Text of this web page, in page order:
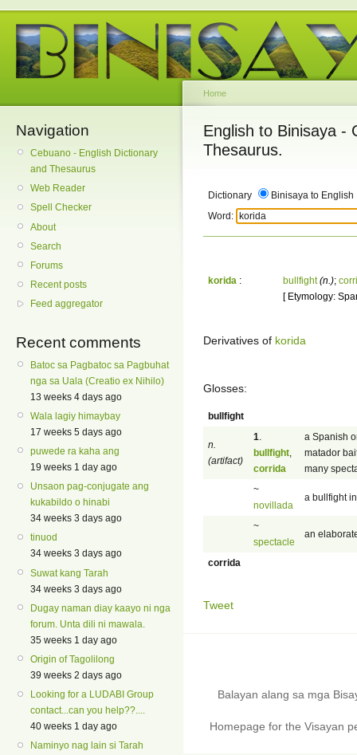
Navigation
Cebuano - English Dictionary
and Thesaurus
Web Reader
Spell Checker
About
Search
Forums
Recent posts
Feed aggregator
Recent comments
Batoc sa Pagbatoc sa Pagbuhat
nga sa Uala (Creatio ex Nihilo)
13 weeks 4 days ago
Wala lagiy himaybay
17 weeks 5 days ago
puwede ra kaha ang
19 weeks 1 day ago
Unsaon pag-conjugate ang
kukabildo o hinabi
34 weeks 3 days ago
tinuod
34 weeks 3 days ago
Suwat kang Tarah
34 weeks 3 days ago
Dugay naman diay kaayo ni nga
forum. Unta dili ni mawala.
35 weeks 1 day ago
Origin of Tagolilong
39 weeks 2 days ago
Looking for a LUDABI Group
contact...can you help??....
40 weeks 1 day ago
Naminyo nag lain si Tarah
Home
English to Binisaya -
Thesaurus.
Dictionary
Binisaya to English
Word:
korida : bullfight (n.);
[ Etymology:
Derivatives of korida
Glosses:
bullfight
n.
(artifact)
1
bullfight
corrida
a Spanish
matador
many
~
novillada
a bullfight
~
spectacle
an
corrida
Tweet
Balayan alang sa mga
Homepage for the Visayan